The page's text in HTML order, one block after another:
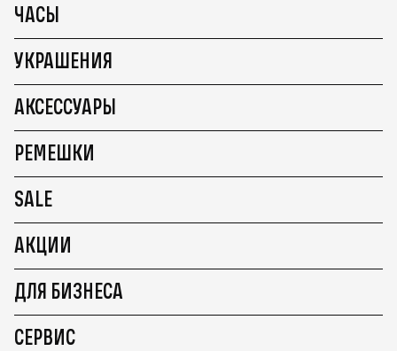
ЧАСЫ
УКРАШЕНИЯ
АКСЕССУАРЫ
РЕМЕШКИ
SALE
АКЦИИ
ДЛЯ БИЗНЕСА
СЕРВИС